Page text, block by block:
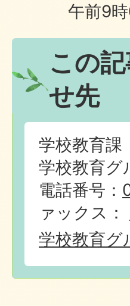
午前9
この
せ先
学校教育課
学校教育グ
電話番号：
ァックス：
学校教育グ